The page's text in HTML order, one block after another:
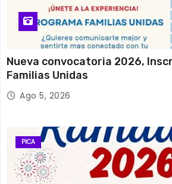
Nueva convocatoria 2026,
Familias Unidas
Ago 5, 2026
PICA